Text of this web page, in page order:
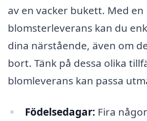
av en vacker bukett. Med en
blomsterleverans kan du
dina närstående, även om
bort. Tänk på dessa olika
blomleverans kan passa
Födelsedagar: Fira